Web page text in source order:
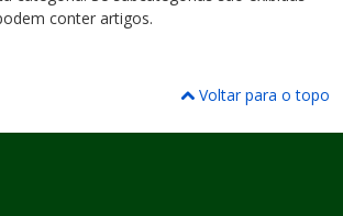
conter artigos.
Voltar para o topo